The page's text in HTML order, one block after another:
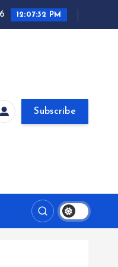
12:07:33 PM
Subscribe